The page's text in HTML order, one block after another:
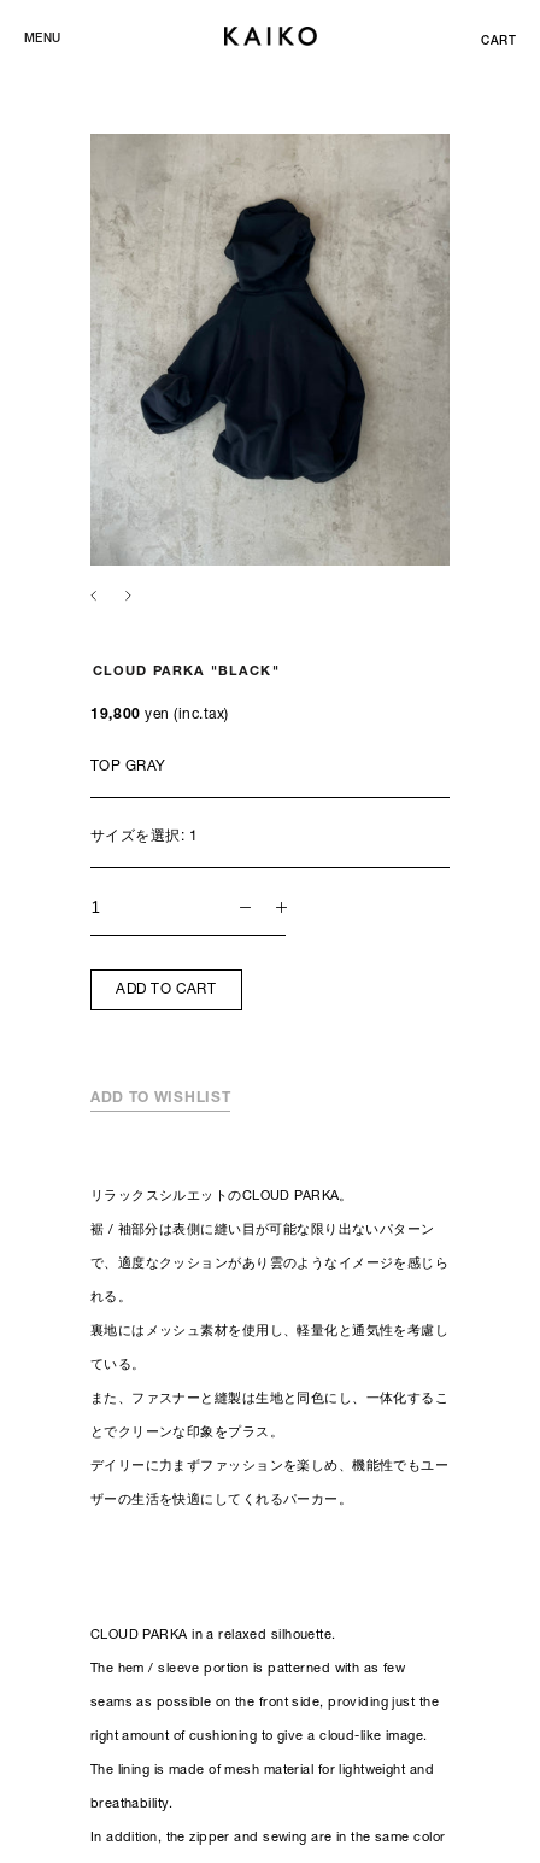
MENU CART
CLOUD PARKA "BLACK"
19,800 yen (inc.tax)
サイズを選択: 1
ADD TO CART
ADD TO WISHLIST
リラックスシルエットのCLOUD PARKA。
裾 / 袖部分は表側に縫い目が可能な限り出ないパターン
で、適度なクッションがあり雲のようなイメージを感じら
れる。
裏地にはメッシュ素材を使用し、軽量化と通気性を考慮し
ている。
また、ファスナーと縫製は生地と同色にし、一体化するこ
とでクリーンな印象をプラス。
デイリーに力まずファッションを楽しめ、機能性でもユー
ザーの生活を快適にしてくれるパーカー。
CLOUD PARKA in a relaxed silhouette.
The hem / sleeve portion is patterned with as few
seams as possible on the front side, providing just the
right amount of cushioning to give a cloud-like image.
The lining is made of mesh material for lightweight and
breathability.
In addition, the zipper and sewing are in the same color